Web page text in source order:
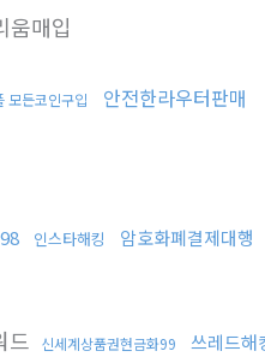
움매입
모든코인구입 안전한라우터판매
인스타해킹 암호화폐결제대행
드 신세계상품권현금화99 쓰레드해